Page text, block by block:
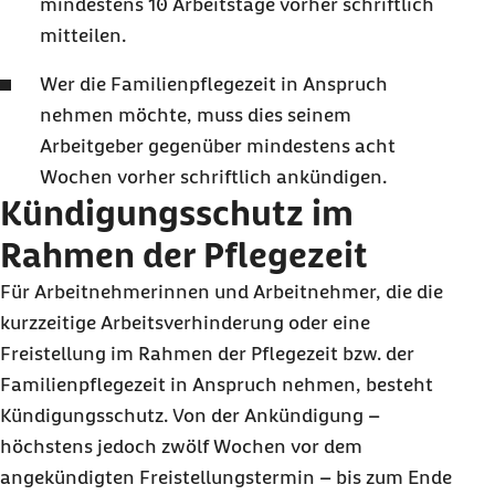
mindestens 10 Arbeitstage vorher schriftlich
mitteilen.
Wer die Familienpflegezeit in Anspruch
nehmen möchte, muss dies seinem
Arbeitgeber gegenüber mindestens acht
Wochen vorher schriftlich ankündigen.
Kündigungsschutz im
Rahmen der Pflegezeit
Für Arbeitnehmerinnen und Arbeitnehmer, die die
kurzzeitige Arbeitsverhinderung oder eine
Freistellung im Rahmen der Pflegezeit bzw. der
Familienpflegezeit in Anspruch nehmen, besteht
Kündigungsschutz. Von der Ankündigung –
höchstens jedoch zwölf Wochen vor dem
angekündigten Freistellungstermin – bis zum Ende